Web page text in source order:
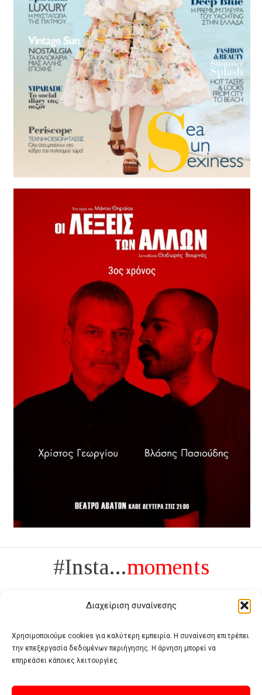
Διαχείριση συναίνεσης
Χρησιμοποιούμε cookies για καλύτερη εμπειρία. Η συναίνεση επιτρέπει
την επεξεργασία δεδομένων περιήγησης. Η άρνηση μπορεί να
επηρεάσει κάποιες λειτουργίες.
#Insta...moments
Πολυτέλεια δεν είναι το αντίθετο της ανέχειας, είναι το αντίθετο της